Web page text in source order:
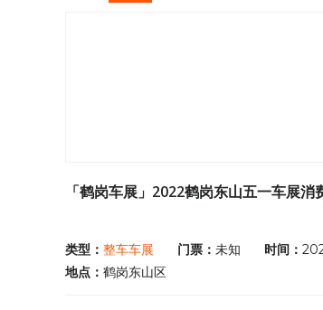
「鹤岗车展」2022鹤岗东山五一车展消
类型： 整车车展 门票： 未知 时间：
地点： 鹤岗东山区